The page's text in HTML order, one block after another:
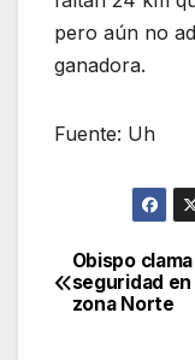
pero aún no
ganadora.
Fuente: Uh
de
Obispo
seguridad
zona Norte